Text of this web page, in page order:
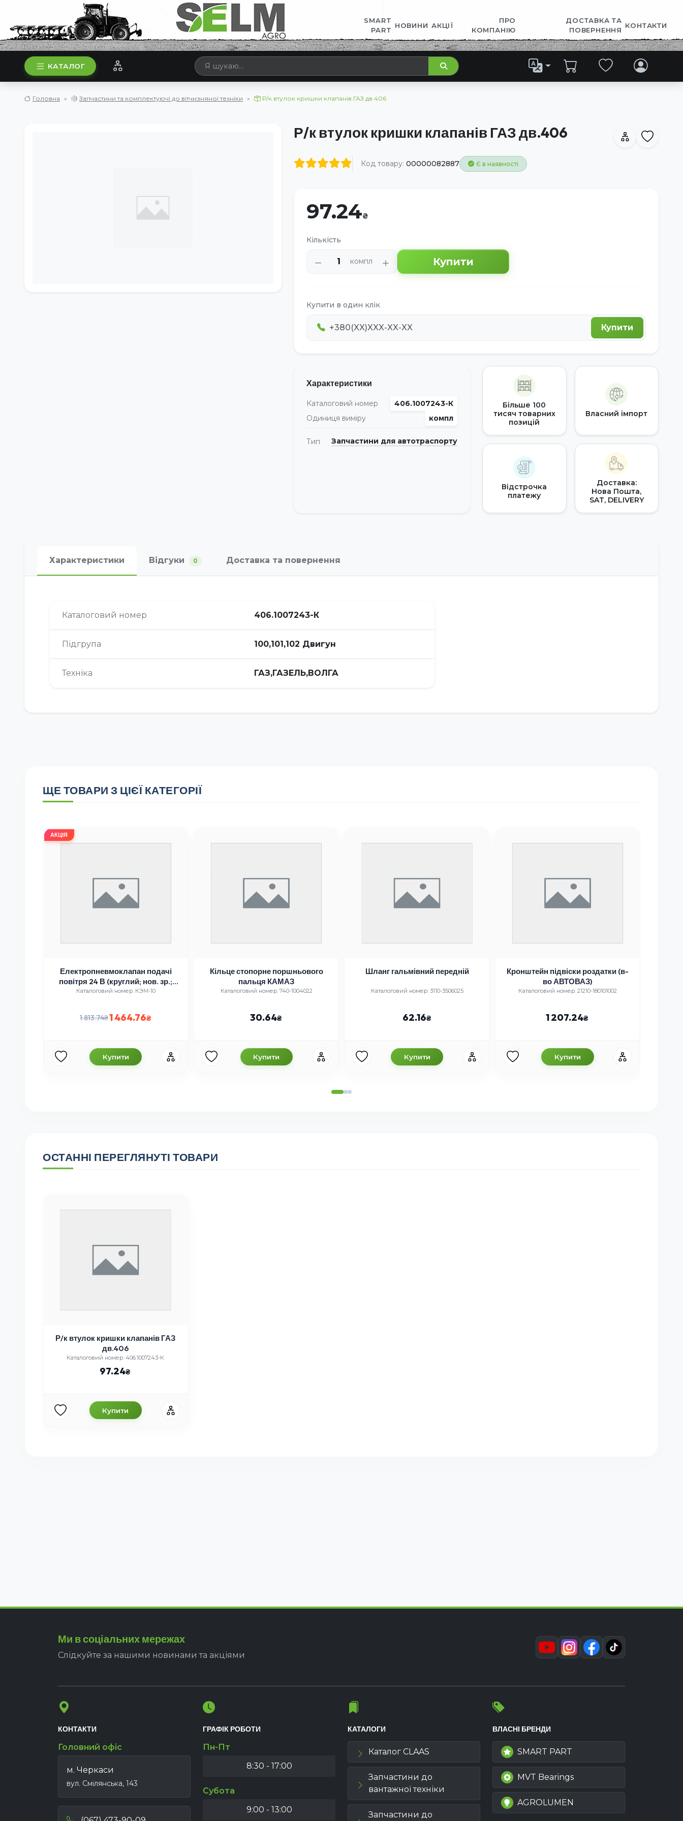
SMART
PART
НОВИНИ АКЦІЇ
ПРО
КОМПАНІЮ
ДОСТАВКА ТА
ПОВЕРНЕННЯ
КОНТАКТИ
КАТАЛОГ
Головна Запчастини та комплектуючі до вітчизняної техніки Р/к втулок кришки клапанів ГАЗ дв.406
Р/к втулок кришки клапанів ГАЗ дв.406
Код товару: 00000082887 Є в наявності
97.24
Кількість
компл Купити
Купити в один клік
Купити
Характеристики
Каталоговий номер
406.1007243-К
Одиниця виміру
компл
Тип Запчастини для автотраспорту
Більше 100
тисяч товарних
позицій
Власний імпорт
Відстрочка
платежу
Доставка:
Нова Пошта,
SAT, DELIVERY
Характеристики Відгуки 0 Доставка та повернення
Каталоговий номер 406.1007243-К
Підгрупа 100,101,102 Двигун
Техніка ГАЗ,ГАЗЕЛЬ,ВОЛГА
ЩЕ ТОВАРИ З ЦІЄЇ КАТЕГОРІЇ
АКЦІЯ
Електропневмоклапан подачі
повітря 24 В (круглий; нов. зр.;
овальне підключення) КамАЗ,
Каталоговий номер: КЭМ-10
1 813.74 1 464.76
Купити
Кільце стопорне поршньового
пальця КАМАЗ
Каталоговий номер: 740-1004022
30.64
Купити
Шланг гальмівний передній
Каталоговий номер: 3110-3506025
62.16
Купити
Кронштейн підвіски роздатки (в-
во АВТОВАЗ)
Каталоговий номер: 21210-180101002
1 207.24
Купити
ОСТАННІ ПЕРЕГЛЯНУТІ ТОВАРИ
Р/к втулок кришки клапанів ГАЗ
дв.406
Каталоговий номер: 406.1007243-К
97.24
Купити
Ми в соціальних мережах
Слідкуйте за нашими новинами та акціями
КОНТАКТИ
Головний офіс
м. Черкаси
вул. Смілянська, 143
ГРАФІК РОБОТИ
Пн-Пт
8:30 - 17:00
Субота
9:00 - 13:00
КАТАЛОГИ
Каталог CLAAS
Запчастини до
вантажної техніки
Запчастини до
ВЛАСНІ БРЕНДИ
SMART PART
MVT Bearings
AGROLUMEN